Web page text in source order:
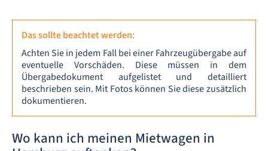
Das sollte beachtet werden:
Achten Sie in jedem Fall bei einer Fahrzeugübergabe auf
eventuelle Vorschäden. Diese müssen in dem
Übergabedokument aufgelistet und detailliert
beschrieben sein. Mit Fotos können Sie diese zusätzlich
dokumentieren.
Wo kann ich meinen Mietwagen in